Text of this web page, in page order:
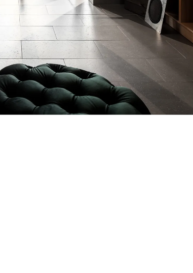
výběr všech těch nejlepších značek pro milovníky vína.